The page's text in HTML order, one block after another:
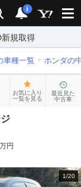
検索 通知
i
新規取得
車種一覧 ホンダの
お気に入り
一覧を見る
最近見た
中古車
万円
1/20